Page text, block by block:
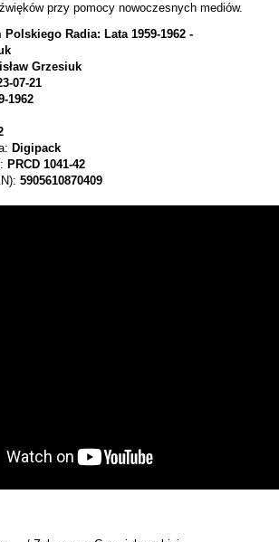
przy pomocy nowoczesnych mediów.
Radia: Lata 1959-1962 -
Grzesiuk
07-21
1962
Digipack
PRCD 1041-42
5905610870409